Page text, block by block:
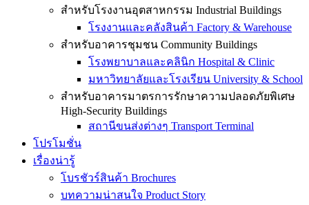
สำหรับโรงงานอุตสาหกรรม Industrial Buildings
โรงงานและคลังสินค้า Factory & Warehouse
สำหรับอาคารชุมชน Community Buildings
โรงพยาบาลและคลินิก Hospital & Clinic
มหาวิทยาลัยและโรงเรียน University & School
สำหรับอาคารมาตรการรักษาความปลอดภัยพิเศษ
High-Security Buildings
สถานีขนส่งต่างๆ Transport Terminal
โปรโมชั่น
เรื่องน่ารู้
โบรชัวร์สินค้า Brochures
บทความน่าสนใจ Product Story